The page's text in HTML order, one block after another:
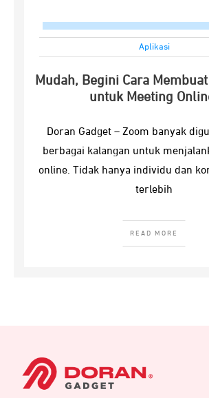
Aplikasi
Mudah, Begini Cara
untuk Meeting
Doran Gadget – Zoom banyak
berbagai kalangan untuk
online. Tidak hanya individu dan
terlebih
READ MORE